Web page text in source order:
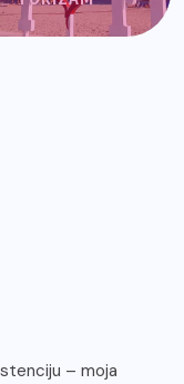
– moja